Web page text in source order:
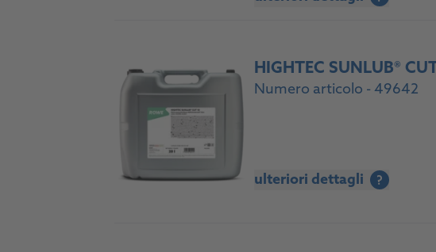
HIGHTEC SUNLUB®
Numero articolo - 49642
ulteriori dettagli ?